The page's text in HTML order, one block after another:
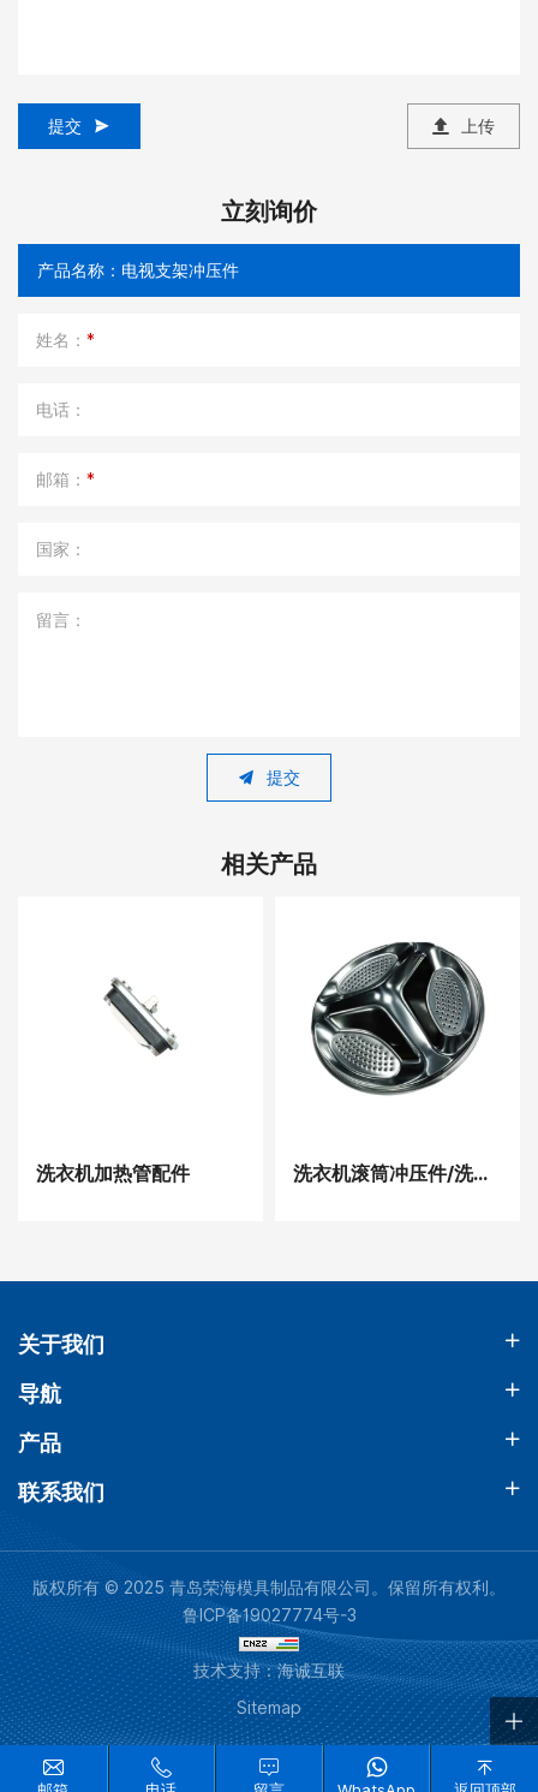
提交 上传
立刻询价
姓名： *
电话：
邮箱： *
国家：
留言：
提交
相关产品
洗衣机加热管配件 洗衣机滚筒冲压件/洗衣机金属板材模具
关于我们
导航
产品
联系我们
版权所有 © 2025 青岛荣海模具制品有限公司。保留所有权利。
鲁ICP备19027774号-3
技术支持：海诚互联
Sitemap